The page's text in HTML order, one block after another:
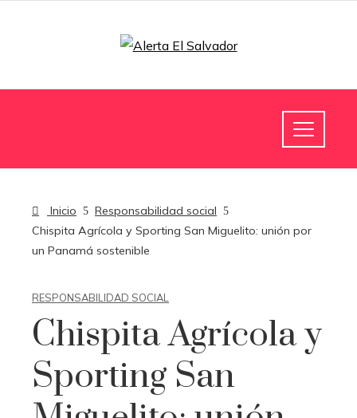
Inicio
Responsabilidad social
Chispita Agrícola y Sporting San Miguelito: unión por
un Panamá sostenible
RESPONSABILIDAD SOCIAL
Chispita Agrícola y
Sporting San